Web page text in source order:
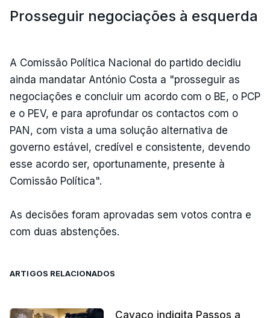
Prosseguir negociações à esquerda
A Comissão Política Nacional do partido decidiu
ainda mandatar António Costa a "prosseguir as
negociações e concluir um acordo com o BE, o PCP
e o PEV, e para aprofundar os contactos com o
PAN, com vista a uma solução alternativa de
governo estável, credível e consistente, devendo
esse acordo ser, oportunamente, presente à
Comissão Política".
As decisões foram aprovadas sem votos contra e
com duas abstenções.
ARTIGOS RELACIONADOS
Cavaco indigita Passos a